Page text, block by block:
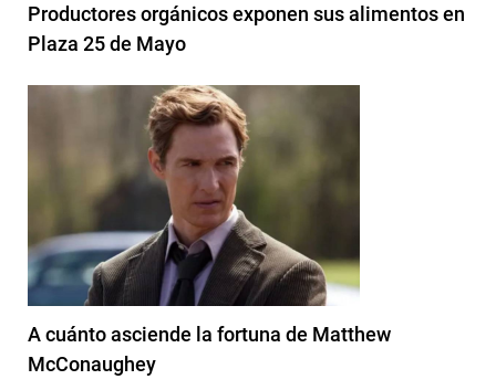
Productores orgánicos exponen sus alimentos en
Plaza 25 de Mayo
A cuánto asciende la fortuna de Matthew
McConaughey